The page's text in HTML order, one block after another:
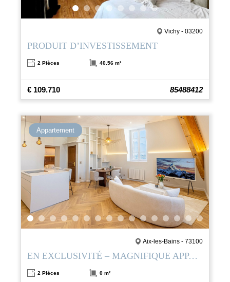
Vichy - 03200
PRODUIT D’INVESTISSEMENT
2 Pièces 40.56 m²
€ 109.710 85488412
Appartement
Aix-les-Bains - 73100
EN EXCLUSIVITÉ – MAGNIFIQUE APPARTEMENT T2 RÉNOVÉ AVEC PRESTATIONS HAUT DE GAMME
2 Pièces 0 m²